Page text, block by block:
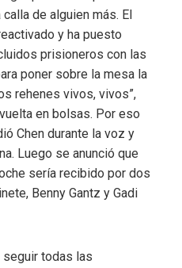
calla de alguien más. El
y ha puesto
prisioneros con las
poner sobre la mesa la
rehenes vivos, vivos”,
en bolsas. Por eso
Chen durante la voz y
Luego se anunció que
sería recibido por dos
Benny Gantz y Gadi
seguir todas las